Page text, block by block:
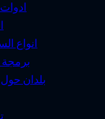
انواع
برمجة
بلدان حول